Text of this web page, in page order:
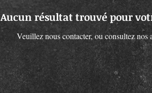
Aucun résultat trouvé pour
Veuillez nous contacter, ou consultez nos